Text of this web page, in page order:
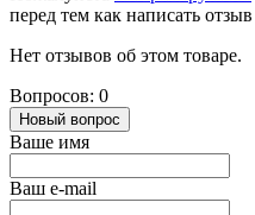
перед тем как написать отзыв
Нет отзывов об этом товаре.
Вопросов: 0
Новый вопрос
Ваше имя
Ваш e-mail